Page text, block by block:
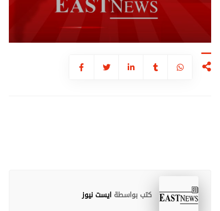
كتب بواسطة ايست نيوز